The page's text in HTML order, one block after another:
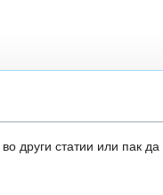
во други статии или пак да